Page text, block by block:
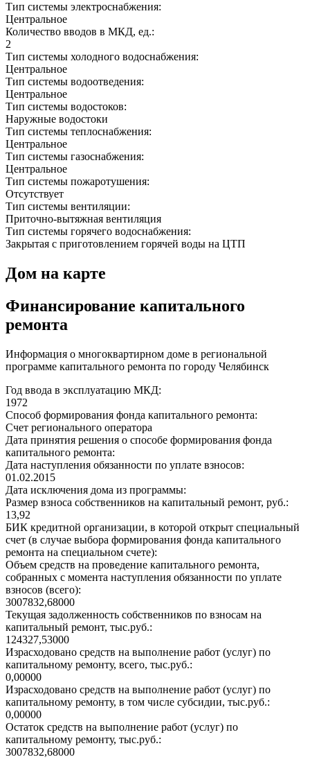
Тип системы электроснабжения:
Центральное
Количество вводов в МКД, ед.:
2
Тип системы холодного водоснабжения:
Центральное
Тип системы водоотведения:
Центральное
Тип системы водостоков:
Наружные водостоки
Тип системы теплоснабжения:
Центральное
Тип системы газоснабжения:
Центральное
Тип системы пожаротушения:
Отсутствует
Тип системы вентиляции:
Приточно-вытяжная вентиляция
Тип системы горячего водоснабжения:
Закрытая с приготовлением горячей воды на ЦТП
Дом на карте
Финансирование капитального
ремонта
Информация о многоквартирном доме в региональной
программе капитального ремонта по городу Челябинск
Год ввода в эксплуатацию МКД:
1972
Способ формирования фонда капитального ремонта:
Счет регионального оператора
Дата принятия решения о способе формирования фонда
капитального ремонта:
Дата наступления обязанности по уплате взносов:
01.02.2015
Дата исключения дома из программы:
Размер взноса собственников на капитальный ремонт, руб.:
13,92
БИК кредитной организации, в которой открыт специальный
счет (в случае выбора формирования фонда капитального
ремонта на специальном счете):
Объем средств на проведение капитального ремонта,
собранных с момента наступления обязанности по уплате
взносов (всего):
3007832,68000
Текущая задолженность собственников по взносам на
капитальный ремонт, тыс.руб.:
124327,53000
Израсходовано средств на выполнение работ (услуг) по
капитальному ремонту, всего, тыс.руб.:
0,00000
Израсходовано средств на выполнение работ (услуг) по
капитальному ремонту, в том числе субсидии, тыс.руб.:
0,00000
Остаток средств на выполнение работ (услуг) по
капитальному ремонту, тыс.руб.:
3007832,68000